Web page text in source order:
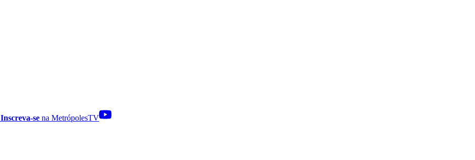
Inscreva-se na MetrópolesTV